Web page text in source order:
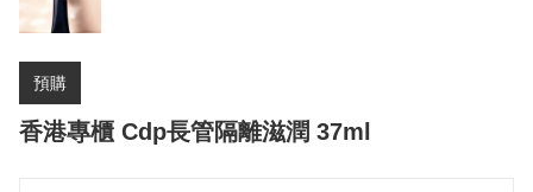
預購
香港專櫃 Cdp長管隔離滋潤 37ml